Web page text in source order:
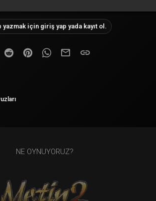
yazmak için giriş yap yada kayıt ol.
Reddit PinterestWhatsApp
E-posta
NE OYNUYORUZ?